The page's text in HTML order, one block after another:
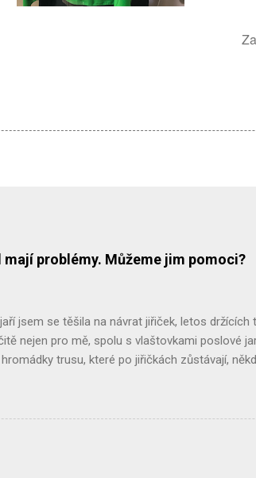
problémy. Můžeme jim pomoci?
jsem se těšila na návrat jiřiček, letos držících
nejen pro mě, spolu s vlaštovkami poslové
trusu, které po jiřičkách zůstávají,
buďte k jiřičkám tolerantní, všímejte si jich
návody. Právě v rámci kampaně Pták roku
vděčni za jejich šíření. ČASOPIS PTÁK ROKU